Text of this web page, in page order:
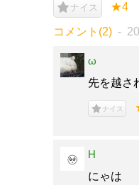
ナイス ★4
コメント(2)
ω
先を越さ
ナイス
H
にゃは